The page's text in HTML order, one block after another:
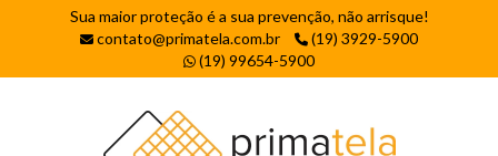
Sua maior proteção é a sua prevenção, não arrisque!
contato@primatela.com.br
(19) 3929-5900
(19) 99654-5900